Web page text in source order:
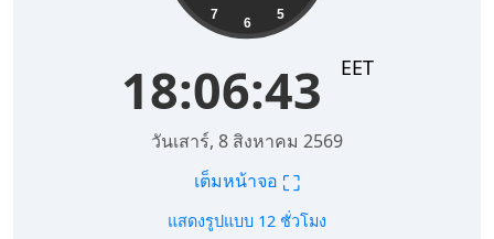
5
6
7
18:06:43 EET
วันเสาร์, 8 สิงหาคม 2569
เต็มหน้าจอ ⛶
แสดงรูปแบบ 12 ชั่วโมง